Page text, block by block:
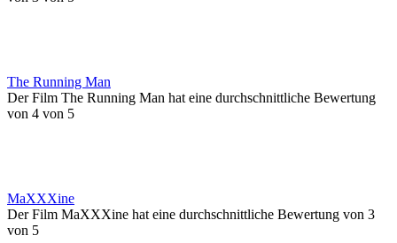
The Running Man
Der Film The Running Man hat eine durchschnittliche Bewertung
von 4 von 5
MaXXXine
Der Film MaXXXine hat eine durchschnittliche Bewertung von 3
von 5